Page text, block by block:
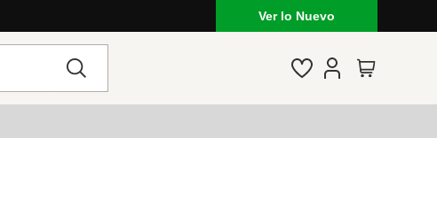
Ver lo Nuevo